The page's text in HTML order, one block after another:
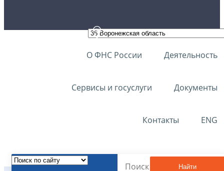
О ФНС России Деятельность
Сервисы и госуслуги Документы
Контакты ENG
Найти